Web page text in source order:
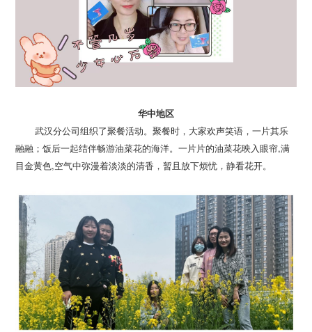
华中地区
目金黄色,空气中弥漫着淡淡的清香，暂且放下烦忧，静看花开。